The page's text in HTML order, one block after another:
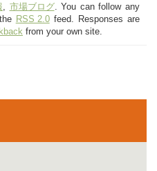
, 市場ブログ. You can follow any
RSS 2.0feed. Responses are
from your own site.